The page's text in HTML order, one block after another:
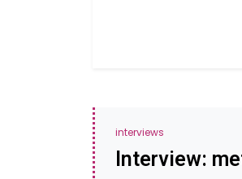
interviews
Interview: